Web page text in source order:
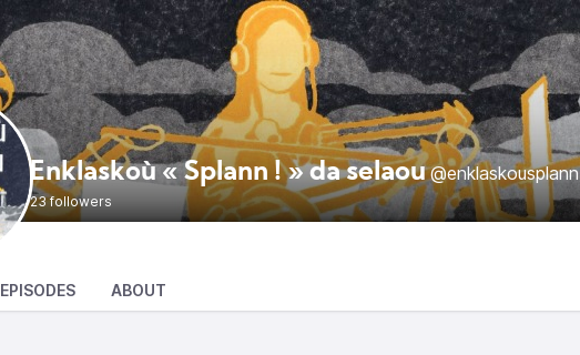
Enklaskoù « Splann ! » da selaou @enklaskousplann
23 followers
EPISODES ABOUT